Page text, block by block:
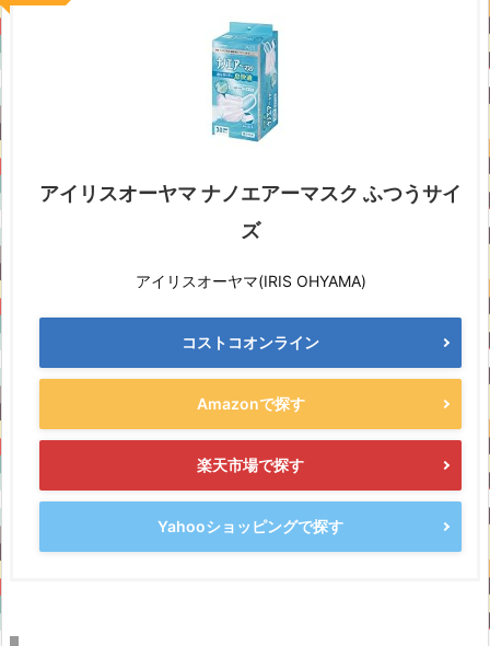
アイリスオーヤマ ナノエアーマスク ふつうサイ
ズ
アイリスオーヤマ(IRIS OHYAMA)
コストコオンライン
Amazonで探す
楽天市場で探す
Yahooショッピングで探す